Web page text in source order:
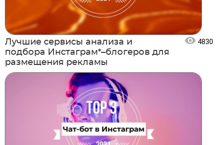
Лучшие сервисы анализа и
подбора Инстаграм*–блогеров для
размещения рекламы
4830